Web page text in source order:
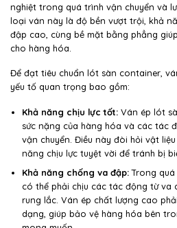
nghiệt trong quá trình vận chuyển và
loại ván này là độ bền vượt trội, khả
đập cao, cùng bề mặt bằng phẳng
cho hàng hóa.
Để đạt tiêu chuẩn lót sàn container,
yếu tố quan trọng bao gồm:
Khả năng chịu lực tốt: Ván ép lót
sức nặng của hàng hóa và các tác
vận chuyển. Điều này đòi hỏi vật
năng chịu lực tuyệt vời để tránh bị
Khả năng chống va đập:Trong quá
có thể phải chịu các tác động từ va
rung lắc. Ván ép chất lượng cao
dạng, giúp bảo vệ hàng hóa bên